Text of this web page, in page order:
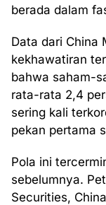
berada dalam
Data dari China
kekhawatiran
bahwa saham-
rata-rata 2,4
sering kali
pekan pertama
Pola ini
sebelumnya.
Securities,